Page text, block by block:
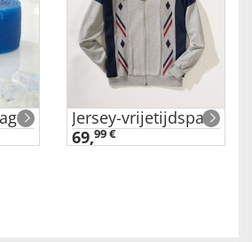
Jersey-vrijetijdspak
69,99 €